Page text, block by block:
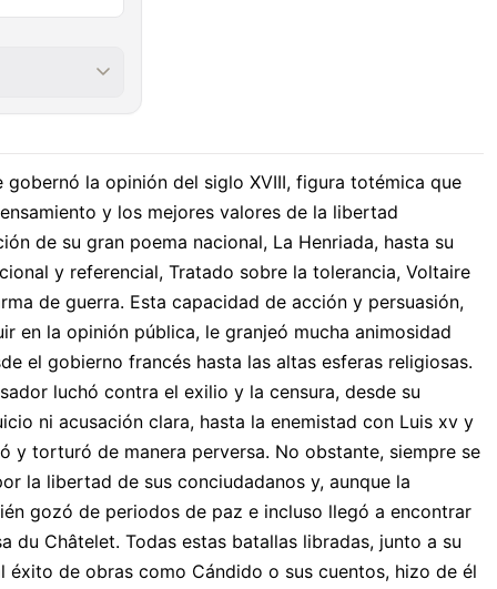
la opinión del siglo XVIII, figura totémica que
y los mejores valores de la libertad
de su gran poema nacional, La Henriada, hasta su
y referencial, Tratado sobre la tolerancia, Voltaire
de guerra. Esta capacidad de acción y persuasión,
en la opinión pública, le granjeó mucha animosidad
el gobierno francés hasta las altas esferas religiosas.
luchó contra el exilio y la censura, desde su
ni acusación clara, hasta la enemistad con Luis xv y
y torturó de manera perversa. No obstante, siempre se
la libertad de sus conciudadanos y, aunque la
gozó de periodos de paz e incluso llegó a encontrar
du Châtelet. Todas estas batallas libradas, junto a su
éxito de obras como Cándido o sus cuentos, hizo de él